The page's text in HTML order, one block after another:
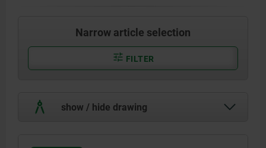
Narrow article selection
FILTER
show / hide drawing